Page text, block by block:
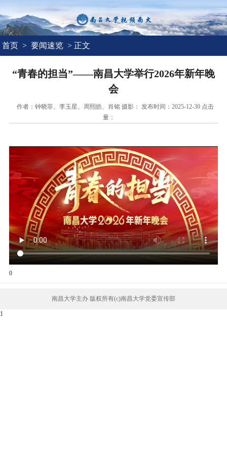
首页 > 要闻速览 > 正文
“青春的担当”——南昌大学举行2026年新年晚
会
作者：钟晓菲、李玉星、周熙皓、肖铭 摄影： 发布时间：2025-12-30 点击
量：
0
南昌大学主办 版权所有(c)南昌大学党委宣传部
1